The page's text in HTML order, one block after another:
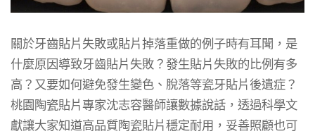
關於牙齒貼片失敗或貼片掉落重做的例子時有耳聞，是
什麼原因導致牙齒貼片失敗？發生貼片失敗的比例有多
高？又要如何避免發生變色、脫落等瓷牙貼片後遺症？
桃園陶瓷貼片專家沈志容醫師讓數據說話，透過科學文
獻讓大家知道高品質陶瓷貼片穩定耐用，妥善照顧也可